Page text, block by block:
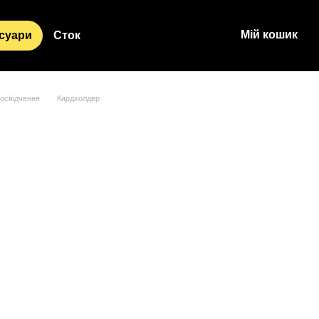
Сток Мій кошик
Кардхолдер